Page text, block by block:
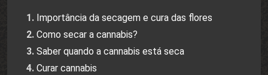
Importância da secagem e cura das flores
Como secar a cannabis?
Saber quando a cannabis está seca
Curar cannabis